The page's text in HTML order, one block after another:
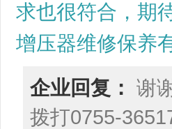
求也很符合，期
增压器维修保养
企业回复： 谢
拨打0755-